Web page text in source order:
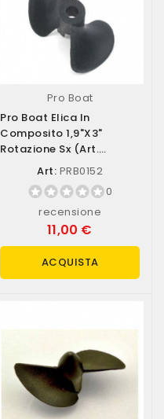
Pro Boat
Pro Boat Elica In
Composito 1,9"x3"
Rotazione Sx (art.
PRB0152)Art: PRB0152
0
recensione
11,00 €
ACQUISTA